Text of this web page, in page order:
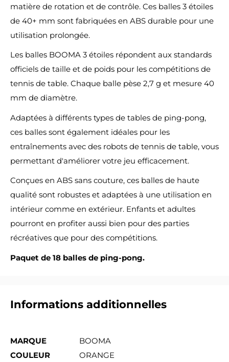
matière de rotation et de contrôle. Ces balles 3 étoiles
de 40+ mm sont fabriquées en ABS durable pour une
utilisation prolongée.
Les balles BOOMA 3 étoiles répondent aux standards
officiels de taille et de poids pour les compétitions de
tennis de table. Chaque balle pèse 2,7 g et mesure 40
mm de diamètre.
Adaptées à différents types de tables de ping-pong,
ces balles sont également idéales pour les
entraînements avec des robots de tennis de table, vous
permettant d'améliorer votre jeu efficacement.
Conçues en ABS sans couture, ces balles de haute
qualité sont robustes et adaptées à une utilisation en
intérieur comme en extérieur. Enfants et adultes
pourront en profiter aussi bien pour des parties
récréatives que pour des compétitions.
Paquet de 18 balles de ping-pong.
Informations additionnelles
MARQUE
BOOMA
COULEUR
ORANGE